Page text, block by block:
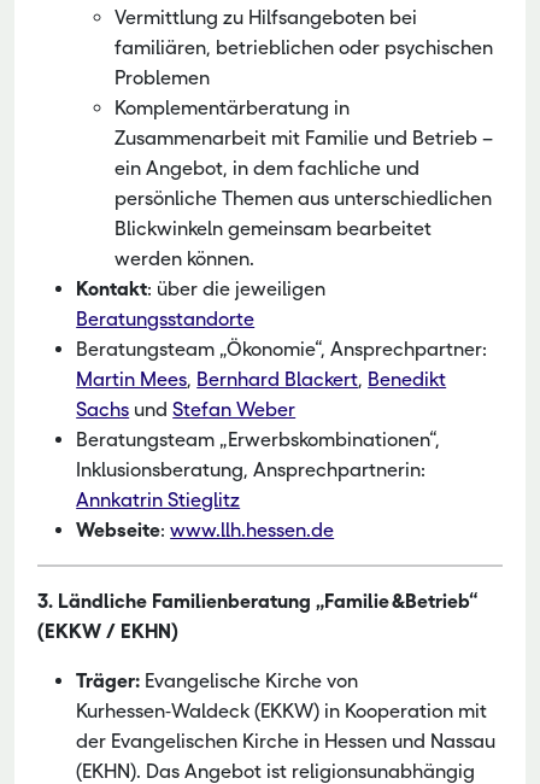
Vermittlung zu Hilfsangeboten bei
familiären, betrieblichen oder psychischen
Problemen
Komplementärberatung in
Zusammenarbeit mit Familie und Betrieb –
ein Angebot, in dem fachliche und
persönliche Themen aus unterschiedlichen
Blickwinkeln gemeinsam bearbeitet
werden können.
Kontakt: über die jeweiligen
Beratungsstandorte
Beratungsteam „Ökonomie“, Ansprechpartner:
Martin Mees, Bernhard Blackert, Benedikt
Sachs undStefan Weber
Beratungsteam „Erwerbskombinationen“,
Inklusionsberatung, Ansprechpartnerin:
Annkatrin Stieglitz
Webseite:www.llh.hessen.de
3. Ländliche Familienberatung „Familie &Betrieb“
(EKKW / EKHN)
Träger: Evangelische Kirche von
Kurhessen‑Waldeck (EKKW) in Kooperation mit
der Evangelischen Kirche in Hessen und Nassau
(EKHN). Das Angebot ist religionsunabhängig